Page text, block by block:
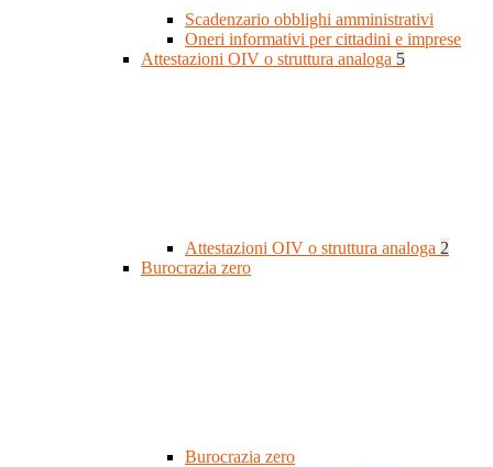
Scadenzario obblighi amministrativi
Oneri informativi per cittadini e imprese
Attestazioni OIV o struttura analoga 5
Attestazioni OIV o struttura analoga 2
Burocrazia zero
Burocrazia zero